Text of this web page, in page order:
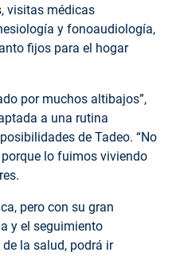
visitas médicas
y fonoaudiología,
fijos para el hogar
por muchos altibajos”,
a una rutina
de Tadeo. “No
lo fuimos viviendo
pero con su gran
y el seguimiento
la salud, podrá ir